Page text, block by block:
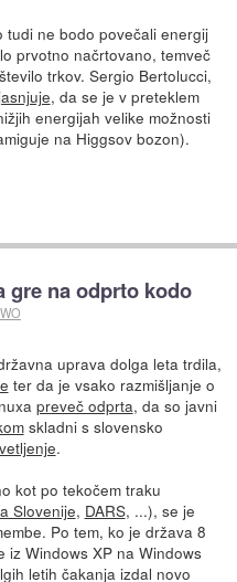
tudi ne bodo povečali energij
prvotno načrtovano, temveč
trkov. Sergio Bertolucci,
, da se je v preteklem
energijah velike možnosti
na Higgsov bozon).
gre na odprto kodo
uprava dolga leta trdila,
ter da je vsako razmišljanje o
preveč odprta, da so javni
skladni s slovensko
.
kot po tekočem traku
Slovenije, DARS, ...), se je
Po tem, ko je država 8
iz Windows XP na Windows
letih čakanja izdal novo